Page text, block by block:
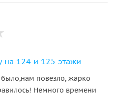
на 124 и 125 этажи
было,нам повезло, жарко
Немного времени